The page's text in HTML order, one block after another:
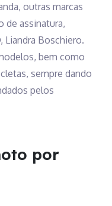
outras marcas
de assinatura,
Liandra Boschiero.
bem como
sempre dando
pelos
por